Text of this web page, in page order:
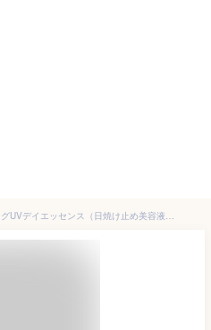
カネボウ DEW ブライトニングUVデイエッセンス（日焼け止め美容液）SPF50+・PA++++【医薬部外品】40g【メール便発送可】 3個以上は宅配便発送